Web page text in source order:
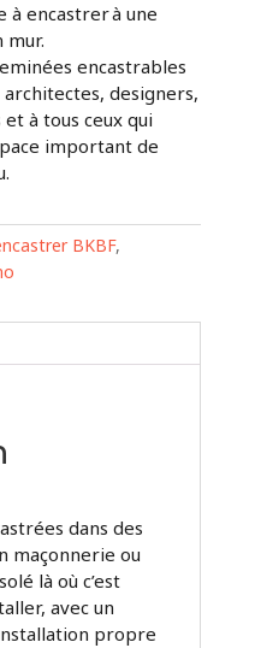
à encastrer à une
mur.
encastrables
designers,
à tous ceux qui
important de
BKBF,
dans des
maçonnerie ou
là où c’est
avec un
propre